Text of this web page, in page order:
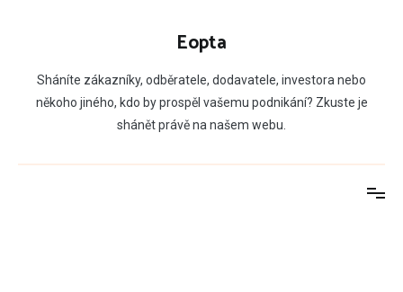
Eopta
Sháníte zákazníky, odběratele, dodavatele, investora nebo
někoho jiného, kdo by prospěl vašemu podnikání? Zkuste je
shánět právě na našem webu.